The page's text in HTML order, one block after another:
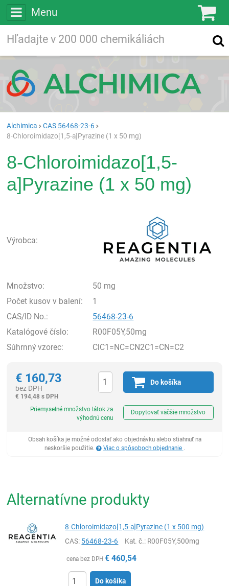
Menu
Vyhľadávanie
Alchimica
CAS 56468-23-6
8-Chloroimidazo[1,5-a]Pyrazine (1 x 50 mg)
8-Chloroimidazo[1,5-
a]Pyrazine (1 x 50 mg)
Výrobca:
Množstvo:
50 mg
Počet kusov v balení:
1
CAS/ID No.:
56468-23-6
Katalógové číslo:
R00F05Y,50mg
Súhrnný vzorec:
ClC1=NC=CN2C1=CN=C2
€ 160,73
bez DPH
€ 194,48 s DPH
Do košíka
Priemyselné množstvo látok za
výhodnú cenu
Dopytovať väčšie množstvo
Obsah košíka je možné odoslať ako objednávku alebo stiahnuť na
neskoršie použitie.
Viac o spôsoboch objednanie .
Alternatívne produkty
8-Chloroimidazo[1,5-a]Pyrazine (1 x 500 mg)
CAS: 56468-23-6 Kat. č.: R00F05Y,500mg
cena bez DPH € 460,54
Do košíka